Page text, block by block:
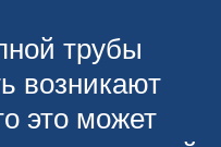
трубы
возникают
это может